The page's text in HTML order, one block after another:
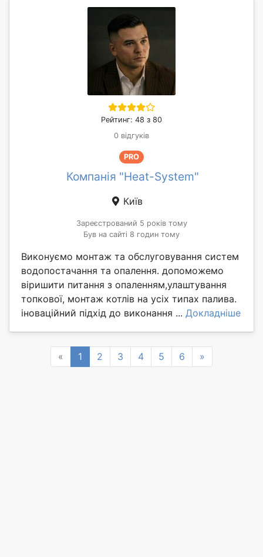
Рейтинг: 48 з 80
0 відгуків
PRO
Компанія "Heat-System"
Київ
Зареєстрований 5 років тому
Був на сайті 8 годин тому
Виконуємо монтаж та обслуговування систем
водопостачання та опалення. допоможемо
віришити питання з опаленням,улаштування
топкової, монтаж котлів на усіх типах палива.
іноваційний підхід до виконання ... Докладніше
« Previous
1 2 3 4 5 6 »